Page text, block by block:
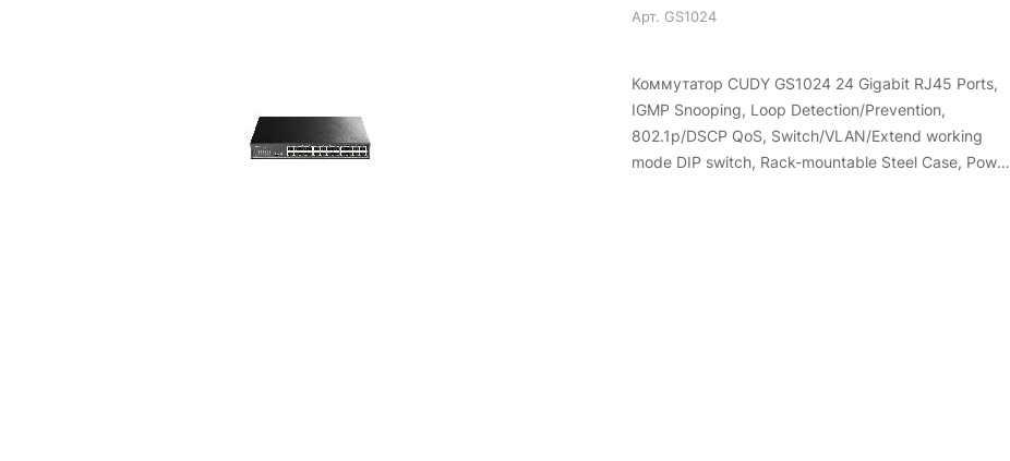
Арт. GS1024
Коммутатор CUDY GS1024 24 Gigabit RJ45 Ports,
IGMP Snooping, Loop Detection/Prevention,
802.1p/DSCP QoS, Switch/VLAN/Extend working
mode DIP switch, Rack-mountable Steel Case, Power